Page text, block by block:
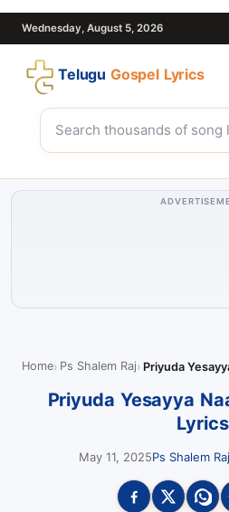
Wednesday, August 5, 2026
Telugu Gospel Lyrics
Home Ps Shalem Raj Priyuda
Priyuda Yesayya
Lyrics
May 11, 2025Ps Shalem Raj